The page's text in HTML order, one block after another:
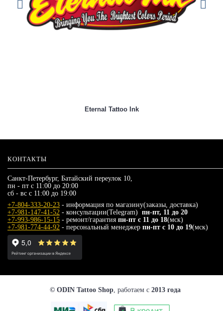
Eternal Tattoo Ink
КОНТАКТЫ
Санкт-Петербург, Батайский переулок 10,
пн - пт с 11:00 до 20:00
сб - вс с 11:00 до 19:00
+7-804-333-20-23 - информация по магазину(заказы, доставка)
+7-981-147-41-52 - консультации(Telegram) пн-пт, 11 до 20
+7-993-986-15-15 - ремонт/гарантия пн-пт с 11 до 18(мск)
+7-981-774-44-92 - персональный менеджер пн-пт с 10 до 19(мск)
© ODIN Tattoo Shop, работаем с 2013 года